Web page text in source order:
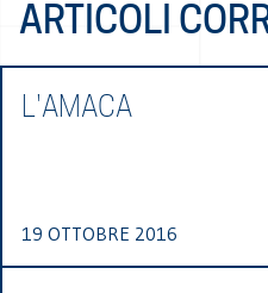
ARTICOLI
L'AMACA
19 OTTOBRE 2016